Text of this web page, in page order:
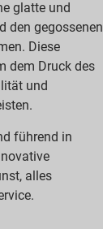
glatte und
den gegossenen
Diese
dem Druck des
und
führend in
alles